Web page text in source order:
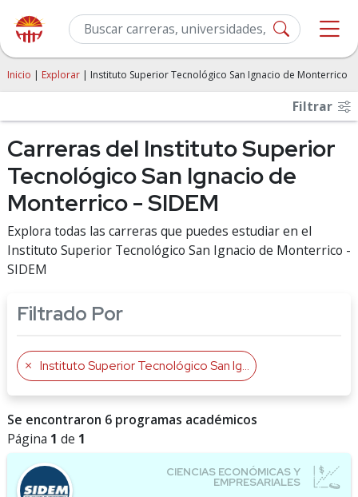
Inicio | Explorar | Instituto Superior Tecnológico San Ignacio de Monterrico
Filtrar
Carreras del Instituto Superior
Tecnológico San Ignacio de
Monterrico - SIDEM
Explora todas las carreras que puedes estudiar en el
Instituto Superior Tecnológico San Ignacio de Monterrico -
SIDEM
Filtrado Por
Instituto Superior Tecnológico San Ignacio de Monterrico
Se encontraron 6 programas académicos
Página 1 de 1